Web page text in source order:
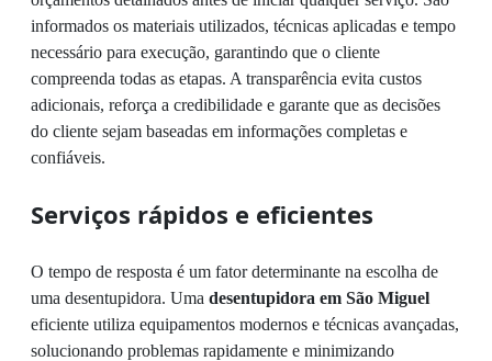
informados os materiais utilizados, técnicas aplicadas e tempo
necessário para execução, garantindo que o cliente
compreenda todas as etapas. A transparência evita custos
adicionais, reforça a credibilidade e garante que as decisões
do cliente sejam baseadas em informações completas e
confiáveis.
Serviços rápidos e eficientes
O tempo de resposta é um fator determinante na escolha de
uma desentupidora. Uma desentupidora em São Miguel
eficiente utiliza equipamentos modernos e técnicas avançadas,
solucionando problemas rapidamente e minimizando